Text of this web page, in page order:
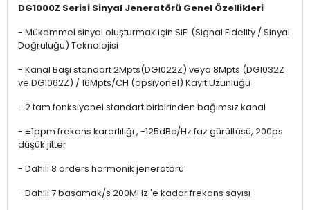
DG1000Z Serisi Sinyal Jeneratörü Genel Özellikleri
- Mükemmel sinyal oluşturmak için SiFi (Signal Fidelity / Sinyal
Doğruluğu) Teknolojisi
- Kanal Başı standart 2Mpts(DG1022Z) veya 8Mpts (DG1032Z
ve DG1062Z) / 16Mpts/CH (opsiyonel) Kayıt Uzunluğu
- 2 tam fonksiyonel standart birbirinden bağımsız kanal
- ±1ppm frekans kararlılığı , -125dBc/Hz faz gürültüsü, 200ps
düşük jitter
- Dahili 8 orders harmonik jeneratörü
- Dahili 7 basamak/s 200MHz 'e kadar frekans sayısı